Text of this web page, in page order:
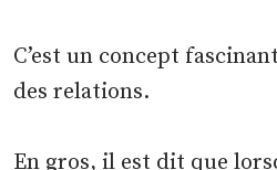
C’est un concept
des relations.
En gros, il est dit que